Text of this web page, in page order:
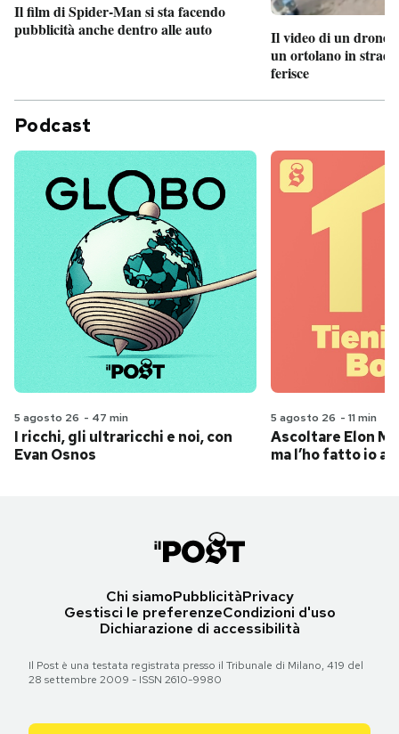
Il film di Spider-Man si sta facendo
pubblicità anche dentro alle auto
Il video di un drone
un ortolano in
ferisce
Podcast
5 agosto 26 - 47 min
I ricchi, gli ultraricchi e noi, con
Evan Osnos
5 agosto 26 - 11 min
Ascoltare Elon
ma l’ho fatto io
Chi siamoPubblicitàPrivacy
Gestisci le preferenzeCondizioni d'uso
Dichiarazione di accessibilità
Il Post è una testata registrata presso il Tribunale di Milano, 419 del
28 settembre 2009 - ISSN 2610-9980